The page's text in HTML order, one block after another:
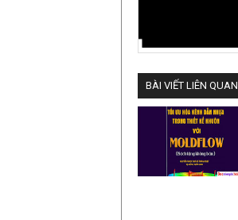
BÀI VIẾT LIÊN QUAN